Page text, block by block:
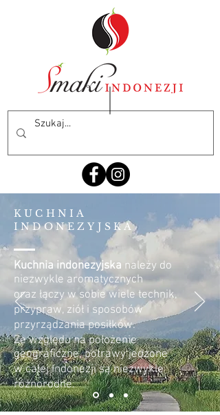
KUCHNIA
INDONEZYJSKA
Kuchnia indonezyjska należy do
niezwykle aromatycznych
oraz łączy w sobie wiele technik,
przypraw, ziół i sposobów
przyrządzania posiłków.
Ze względu na położenie
geograficzne, potrawy jedzone
w całej Indonezji są niezwykle
różnorodne.